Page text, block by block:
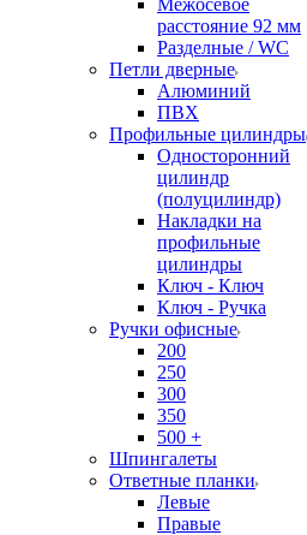
Межосевое
расстояние 92 мм
Разделные / WC
Петли дверные
Алюминий
ПВХ
Профильные цилиндры
Односторонний
цилиндр
(полуцилиндр)
Накладки на
профильные
цилиндры
Ключ - Ключ
Ключ - Ручка
Ручки офисные
200
250
300
350
500 +
Шпингалеты
Ответные планки
Левые
Правые